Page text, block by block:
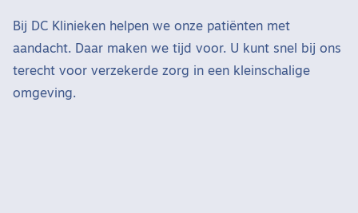
Bij DC Klinieken helpen we onze patiënten met
aandacht. Daar maken we tijd voor. U kunt snel bij ons
terecht voor verzekerde zorg in een kleinschalige
omgeving.